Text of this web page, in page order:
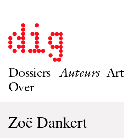
Dossiers Auteurs
Over
Zoë Dankert